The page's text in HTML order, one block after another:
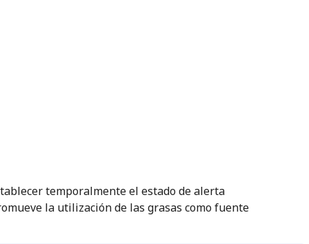
temporalmente el estado de alerta
la utilización de las grasas como fuente